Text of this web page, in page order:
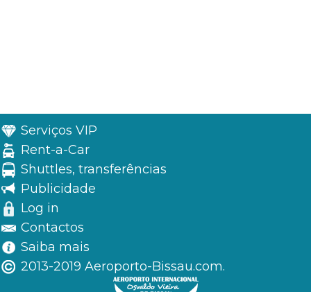
Serviços VIP
Rent-a-Car
Shuttles, transferências
Publicidade
Log in
Contactos
Saiba mais
2013-2019 Aeroporto-Bissau.com.